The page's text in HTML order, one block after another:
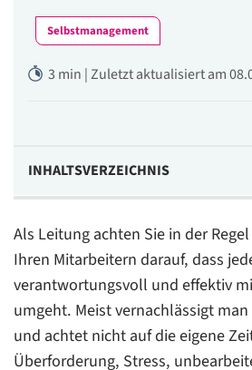
Selbstmanagement
3 min | Zuletzt aktualisiert am
INHALTSVERZEICHNIS
Als Leitung achten Sie in der
Ihren Mitarbeitern darauf, dass
verantwortungsvoll und effektiv
umgeht. Meist vernachlässigt
und achtet nicht auf die eigene
Überforderung, Stress,